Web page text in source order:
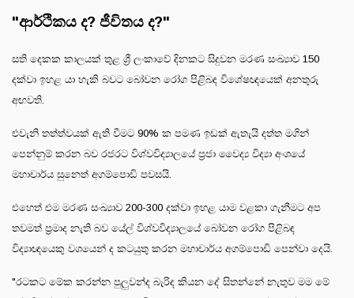
"ආර්ථිකය ද? ජීවිතය ද?"
සති දෙකක කාලයක් තුළ ශ්‍රී ලංකාවේ දිනකට සිදුවන මරණ සංඛ්‍යාව 150
දක්වා ඉහළ යා හැකි බවට බෝවන රෝග පිළිබඳ විශේෂඥයෙක් අනතුරු
අඟවති.
එවැනි තත්ත්වයක් ඇති වීමට 90% ක පමණ ඉඩක් ඇතැයි දත්ත මගින්
පෙන්නුම් කරන බව රජරට විශ්වවිද්‍යාලයේ ප්‍රජා වෛද්‍ය විද්‍යා අංශයේ
මහාචාර්ය සුනෙත් අගම්පොඩි පවසයි.
එහෙත් එම මරණ සංඛ්‍යාව 200-300 දක්වා ඉහළ යාම වළකා ගැනීමට අප
තවමත් ප්‍රමාද නැති බව යේල් විශ්වවිද්‍යාලයේ බෝවන රෝග පිළිබඳ
විද්‍යාඥයෙකු වශයෙන් ද කටයුතු කරන මහාචාර්ය අගම්පොඩි පෙන්වා දෙයි.
"රටකට මේක කරන්න පුලුවන්ද බැරිද කියන දේ සිතන්නේ නැතුව මම මේ